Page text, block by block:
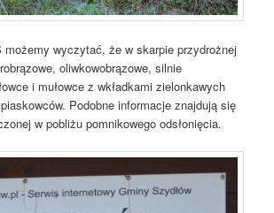
możemy wyczytać, że w skarpie przydrożnej
oliwkowobrązowe, silnie
i mułowce z wkładkami zielonkawych
Podobne informacje znajdują się
w pobliżu pomnikowego odsłonięcia.